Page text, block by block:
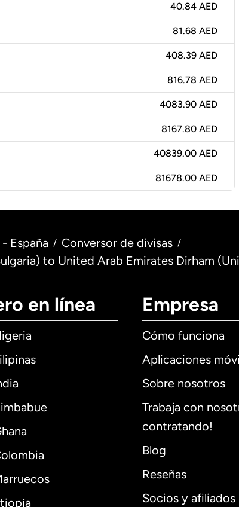
40.84 AED
81.68 AED
408.39 AED
816.78 AED
4083.90 AED
8167.80 AED
40839.00 AED
81678.00 AED
España / Conversor de divisas /
to United Arab Emirates Dirham
en línea Empresa
Cómo funciona
Aplicaciones
Sobre nosotros
Trabaja con
contratando!
Blog
Reseñas
Socios y afiliados